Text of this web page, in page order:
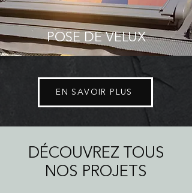
POSE DE VELUX
EN SAVOIR PLUS
DÉCOUVREZ TOUS
NOS PROJETS